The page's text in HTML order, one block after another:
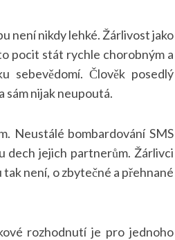
není nikdy lehké. Žárlivost jako
pocit stát rychle chorobným a
sebevědomí. Člověk posedlý
sám nijak neupoutá.
Neustálé bombardování SMS
dech jejich partnerům. Žárlivci
není, o zbytečné a přehnané
rozhodnutí je pro jednoho